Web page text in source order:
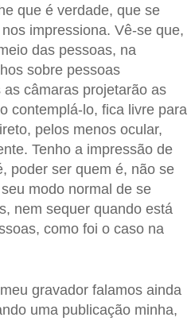
que é verdade, que se
impressiona. Vê-se que,
das pessoas, na
sobre pessoas
câmaras projetarão as
contemplá-lo, fica livre para
pelos menos ocular,
Tenho a impressão de
poder ser quem é, não se
modo normal de se
nem sequer quando está
como foi o caso na
gravador falamos ainda
uma publicação minha,